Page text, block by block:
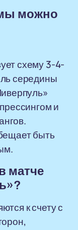
можно
схему 3-4-
середины
и
быть
матче
к счету с